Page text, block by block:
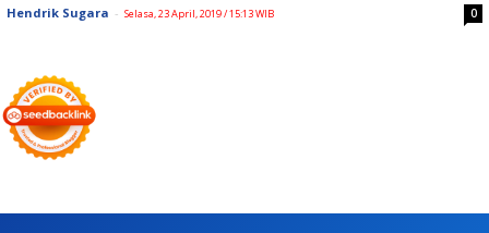
Hendrik Sugara - Selasa, 23 April, 2019 / 15:13 WIB 0